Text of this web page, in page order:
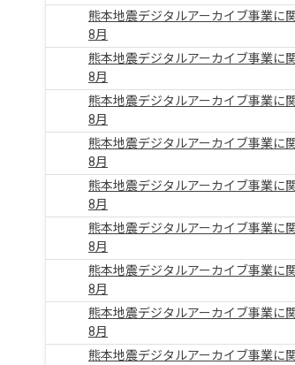
熊本地震デジタルアーカイブ事業
8月
熊本地震デジタルアーカイブ事業
8月
熊本地震デジタルアーカイブ事業
8月
熊本地震デジタルアーカイブ事業
8月
熊本地震デジタルアーカイブ事業
8月
熊本地震デジタルアーカイブ事業
8月
熊本地震デジタルアーカイブ事業
8月
熊本地震デジタルアーカイブ事業
8月
熊本地震デジタルアーカイブ事業